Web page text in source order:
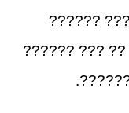
????? ??
??????? ????
?? ???